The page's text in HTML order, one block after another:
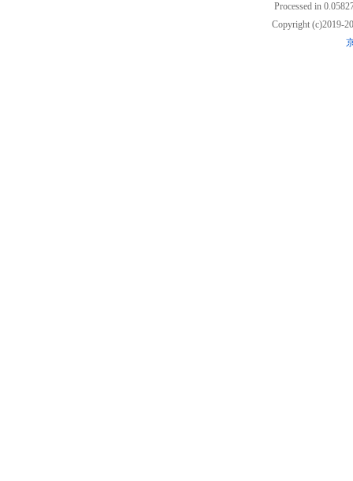
Processed in
Copyright (c)2019-